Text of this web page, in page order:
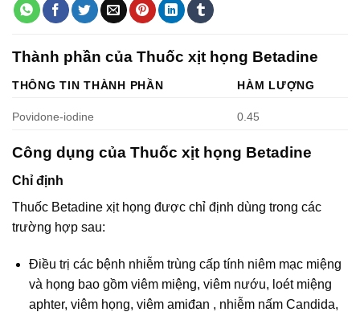
Thành phần của Thuốc xịt họng Betadine
THÔNG TIN THÀNH PHẦN HÀM LƯỢNG
Povidone-iodine 0.45
Công dụng của Thuốc xịt họng Betadine
Chỉ định
Thuốc Betadine xịt họng được chỉ định dùng trong các
trường hợp sau:
Điều trị các bệnh nhiễm trùng cấp tính niêm mạc miệng
và họng bao gồm viêm miệng, viêm nướu, loét miệng
aphter, viêm họng, viêm amiđan , nhiễm nấm Candida,